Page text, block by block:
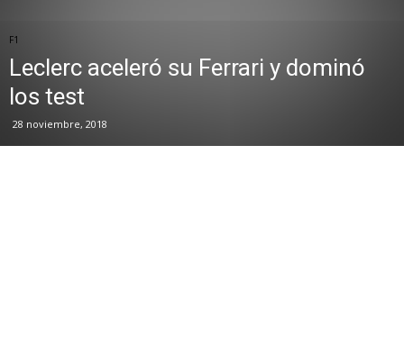
F1
Leclerc aceleró su Ferrari y dominó
los test
28 noviembre, 2018